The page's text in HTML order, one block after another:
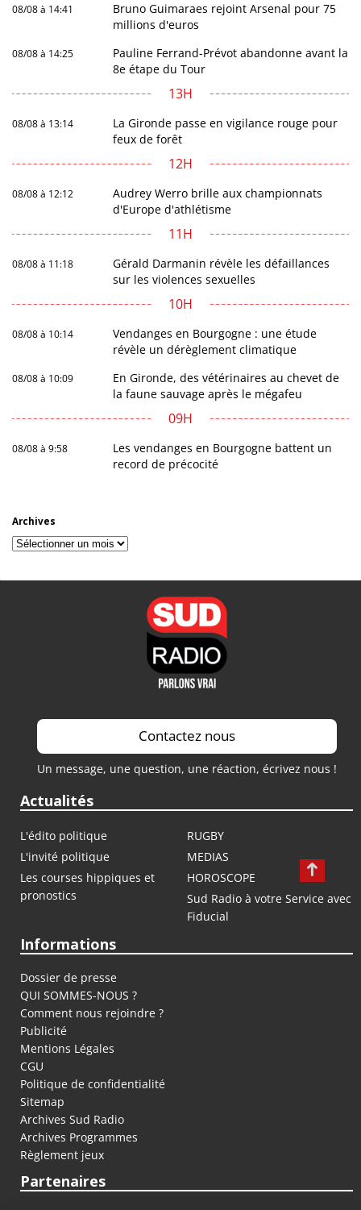
08/08 à 14:41
Bruno Guimaraes rejoint Arsenal pour 75
millions d'euros
08/08 à 14:25
Pauline Ferrand-Prévot abandonne avant la
8e étape du Tour
13H
08/08 à 13:14
La Gironde passe en vigilance rouge pour
feux de forêt
12H
08/08 à 12:12
Audrey Werro brille aux championnats
d'Europe d'athlétisme
11H
08/08 à 11:18
Gérald Darmanin révèle les défaillances
sur les violences sexuelles
10H
08/08 à 10:14
Vendanges en Bourgogne : une étude
révèle un dérèglement climatique
08/08 à 10:09
En Gironde, des vétérinaires au chevet de
la faune sauvage après le mégafeu
09H
08/08 à 9:58
Les vendanges en Bourgogne battent un
record de précocité
Archives
Archives
Contactez nous
Un message, une question, une réaction, écrivez nous !
Actualités
L'édito politique
RUGBY
L'invité politique
MEDIAS
Les courses hippiques et
pronostics
HOROSCOPE
Sud Radio à votre Service avec
Fiducial
Informations
Dossier de presse
QUI SOMMES-NOUS ?
Comment nous rejoindre ?
Publicité
Mentions Légales
CGU
Politique de confidentialité
Sitemap
Archives Sud Radio
Archives Programmes
Règlement jeux
Partenaires